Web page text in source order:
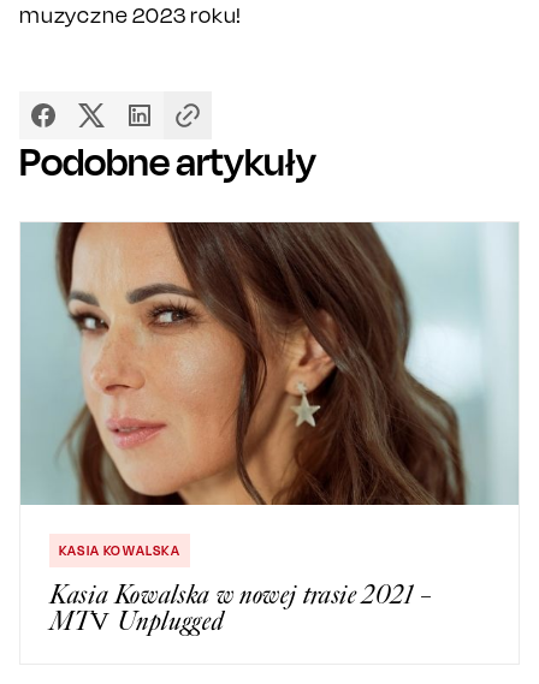
muzyczne 2023 roku!
Podobne artykuły
KASIA KOWALSKA
Kasia Kowalska w nowej trasie 2021 –
MTV Unplugged